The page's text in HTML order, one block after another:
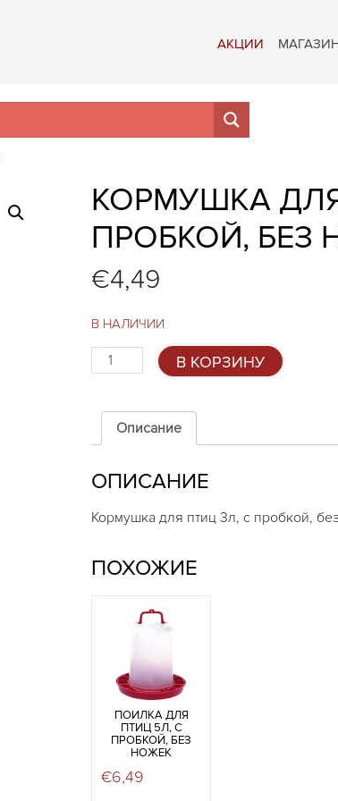
АКЦИИ МАГАЗИН
КОРМУШКА
ПРОБКОЙ, БЕЗ
€4,49
В НАЛИЧИИ
Количество
товара
для
птиц
3л,
пробкой,
ножек
В КОРЗИНУ
Описание
ОПИСАНИЕ
Кормушка для птиц 3л, с пробкой,
ПОХОЖИЕ
ПОИЛКА ДЛЯ
ПТИЦ 5Л, С
ПРОБКОЙ, БЕЗ
НОЖЕК
€6,49